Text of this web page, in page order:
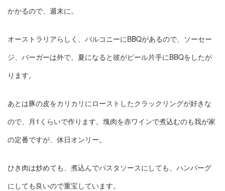
かかるので、週末に。
オーストラリアらしく、バルコニーにBBQがあるので、ソーセー
ジ、バーガーは外で。夏になると彼がビール片手にBBQをしたが
ります。
あとは豚の皮をカリカリにローストしたクラックリングが好きな
ので、月1くらいで作ります。塊肉を赤ワインで煮込むのも我が家
の定番ですが、休日オンリー。
ひき肉は炒めても、煮込んでパスタソースにしても、ハンバーグ
にしても良いので重宝しています。